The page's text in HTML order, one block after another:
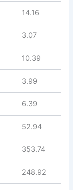
14.16
3.07
10.39
3.99
6.39
52.94
353.74
248.92